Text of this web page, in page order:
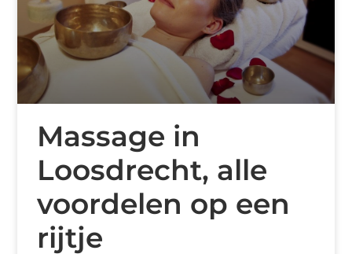
Massage in
Loosdrecht, alle
voordelen op een
rijtje